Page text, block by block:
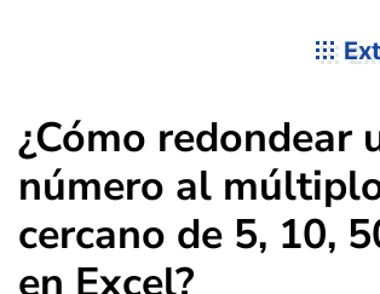
¿Cómo redondear
número al
cercano de 5, 10,